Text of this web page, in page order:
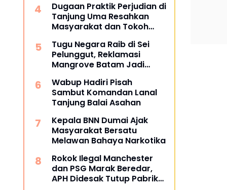
Penyaluran
Dugaan Praktik Perjudian di
Tanjung Uma Resahkan
Masyarakat dan Tokoh
Tugu Negara Raib di Sei
Pelunggut, Reklamasi
Mangrove Batam Jadi
Wabup Hadiri Pisah
Sambut Komandan Lanal
Tanjung Balai Asahan
Kepala BNN Dumai Ajak
Masyarakat Bersatu
Melawan Bahaya Narkotika
Rokok Ilegal Manchester
dan PSG Marak Beredar,
APH Didesak Tutup Pabrik